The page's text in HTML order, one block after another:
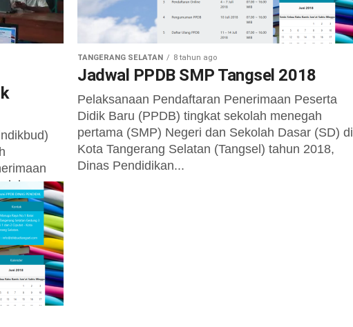
TANGERANG SELATAN 8 tahun ago
Jadwal PPDB SMP Tangsel 2018
Pelaksanaan Pendaftaran Penerimaan Peserta
Didik Baru (PPDB) tingkat sekolah menegah
pertama (SMP) Negeri dan Sekolah Dasar (SD) di
Kota Tangerang Selatan (Tangsel) tahun 2018,
Dinas Pendidikan...